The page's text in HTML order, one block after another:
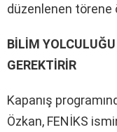
düzenlenen törene
BİLİM
GEREKTİRİR
Kapanış
Özkan, FENİKS